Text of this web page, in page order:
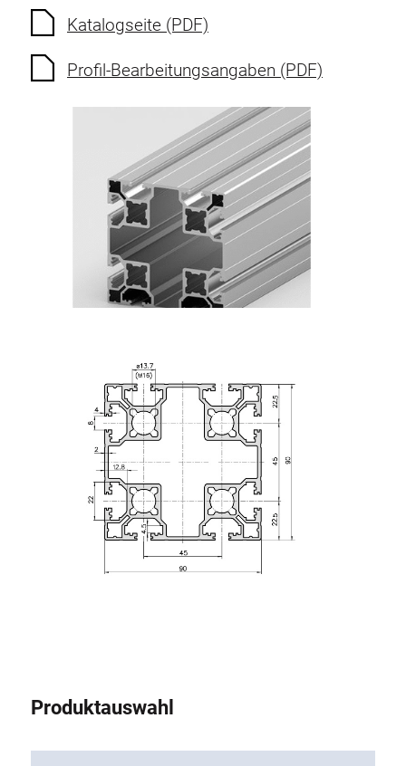
Katalogseite (PDF)
Profil-Bearbeitungsangaben (PDF)
Produktauswahl